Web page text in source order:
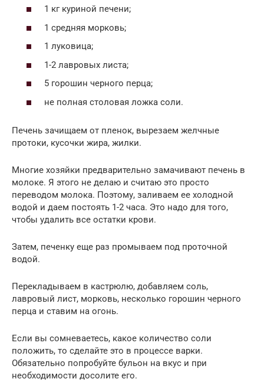
1 кг куриной печени;
1 средняя морковь;
1 луковица;
1-2 лавровых листа;
5 горошин черного перца;
не полная столовая ложка соли.
Печень зачищаем от пленок, вырезаем желчные
протоки, кусочки жира, жилки.
Многие хозяйки предварительно замачивают печень в
молоке. Я этого не делаю и считаю это просто
переводом молока. Поэтому, заливаем ее холодной
водой и даем постоять 1-2 часа. Это надо для того,
чтобы удалить все остатки крови.
Затем, печенку еще раз промываем под проточной
водой.
Перекладываем в кастрюлю, добавляем соль,
лавровый лист, морковь, несколько горошин черного
перца и ставим на огонь.
Если вы сомневаетесь, какое количество соли
положить, то сделайте это в процессе варки.
Обязательно попробуйте бульон на вкус и при
необходимости досолите его.